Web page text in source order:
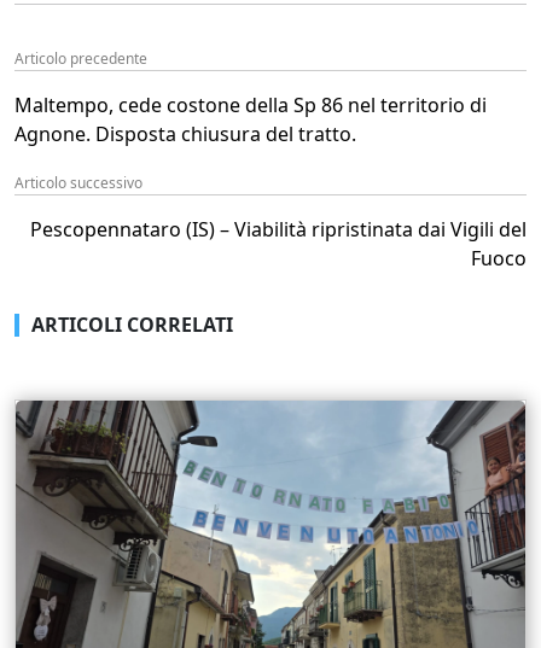
Articolo precedente
Maltempo, cede costone della Sp 86 nel territorio di
Agnone. Disposta chiusura del tratto.
Articolo successivo
Pescopennataro (IS) – Viabilità ripristinata dai Vigili del
Fuoco
ARTICOLI CORRELATI